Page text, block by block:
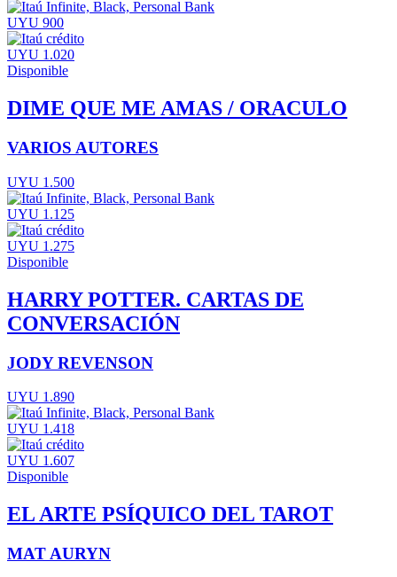
UYU 900
UYU 1.020
Disponible
DIME QUE ME AMAS / ORACULO
VARIOS AUTORES
UYU 1.500
UYU 1.125
UYU 1.275
Disponible
HARRY POTTER. CARTAS DE
CONVERSACIÓN
JODY REVENSON
UYU 1.890
UYU 1.418
UYU 1.607
Disponible
EL ARTE PSÍQUICO DEL TAROT
MAT AURYN